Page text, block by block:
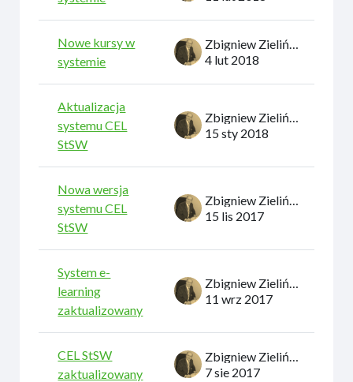
Nowe kursy w
systemie
4 lut 2018
Aktualizacja
systemu CEL
StSW
15 sty 2018
Nowa wersja
systemu CEL
StSW
15 lis 2017
System e-
learning
zaktualizowany
11 wrz 2017
CEL StSW
zaktualizowany
7 sie 2017